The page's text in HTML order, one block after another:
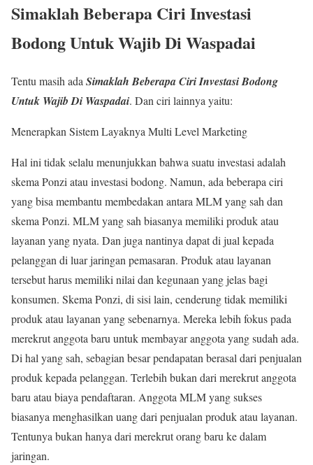
Simaklah Beberapa Ciri Investasi
Bodong Untuk Wajib Di Waspadai
Tentu masih adaSimaklah Beberapa Ciri Investasi Bodong
Untuk Wajib Di Waspadai. Dan ciri lainnya yaitu:
Menerapkan Sistem Layaknya Multi Level Marketing
Hal ini tidak selalu menunjukkan bahwa suatu investasi adalah
skema Ponzi atau investasi bodong. Namun, ada beberapa ciri
yang bisa membantu membedakan antara MLM yang sah dan
skema Ponzi. MLM yang sah biasanya memiliki produk atau
layanan yang nyata. Dan juga nantinya dapat di jual kepada
pelanggan di luar jaringan pemasaran. Produk atau layanan
tersebut harus memiliki nilai dan kegunaan yang jelas bagi
konsumen. Skema Ponzi, di sisi lain, cenderung tidak memiliki
produk atau layanan yang sebenarnya. Mereka lebih fokus pada
merekrut anggota baru untuk membayar anggota yang sudah ada.
Di hal yang sah, sebagian besar pendapatan berasal dari penjualan
produk kepada pelanggan. Terlebih bukan dari merekrut anggota
baru atau biaya pendaftaran. Anggota MLM yang sukses
biasanya menghasilkan uang dari penjualan produk atau layanan.
Tentunya bukan hanya dari merekrut orang baru ke dalam
jaringan.